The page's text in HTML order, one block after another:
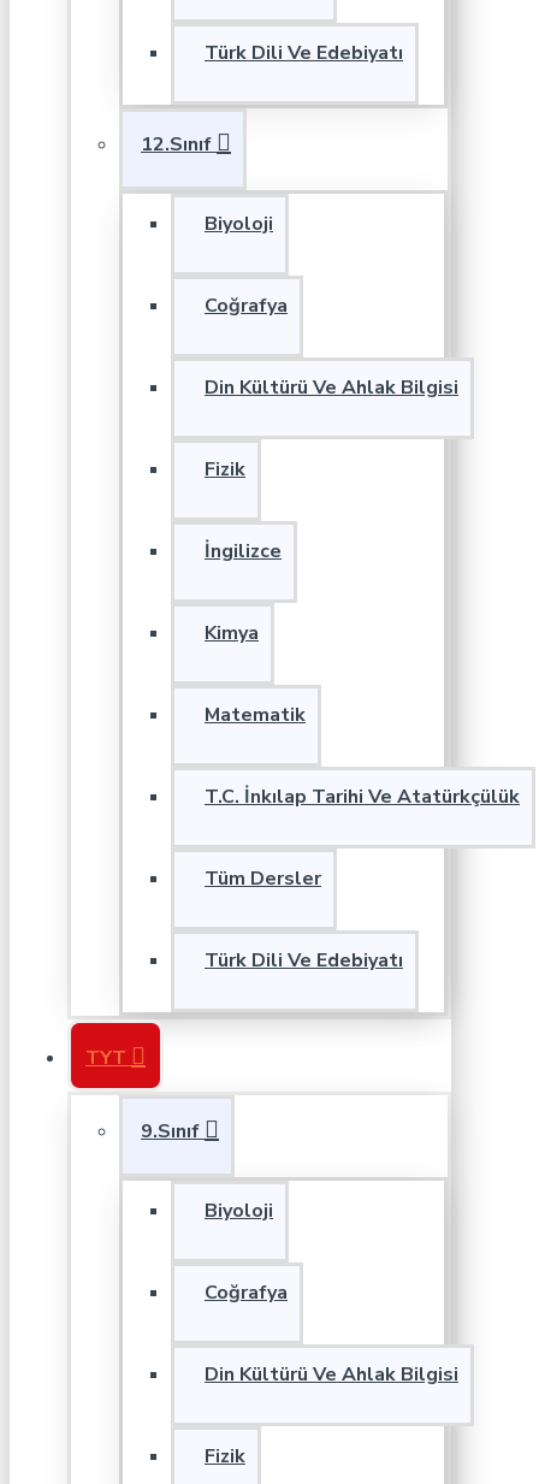
Türk Dili Ve Edebiyatı
12.Sınıf
Biyoloji
Coğrafya
Din Kültürü Ve Ahlak Bilgisi
Fizik
İngilizce
Kimya
Matematik
T.C. İnkılap Tarihi Ve Atatürkçülük
Tüm Dersler
Türk Dili Ve Edebiyatı
TYT
9.Sınıf
Biyoloji
Coğrafya
Din Kültürü Ve Ahlak Bilgisi
Fizik